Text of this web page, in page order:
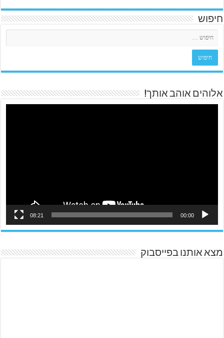
חיפוש
אלוהים אוהב אותך!
00:00
08:21
מצא אותנו בפייסבוק